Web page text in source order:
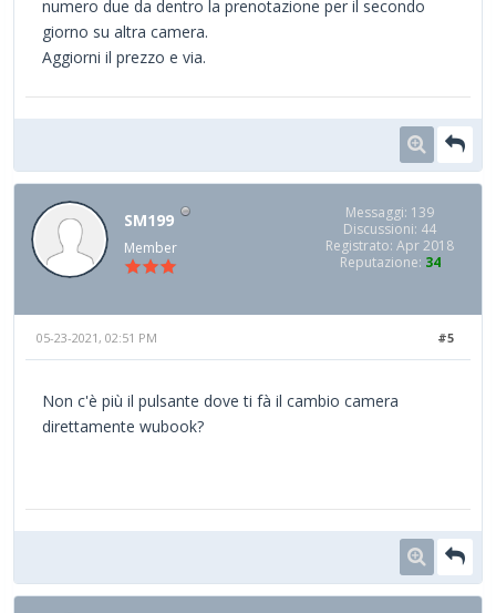
numero due da dentro la prenotazione per il secondo
giorno su altra camera.
Aggiorni il prezzo e via.
SM199
Member
Messaggi: 139
Discussioni: 44
Registrato: Apr 2018
Reputazione: 34
#5
05-23-2021, 02:51 PM
Non c'è più il pulsante dove ti fà il cambio camera
direttamente wubook?